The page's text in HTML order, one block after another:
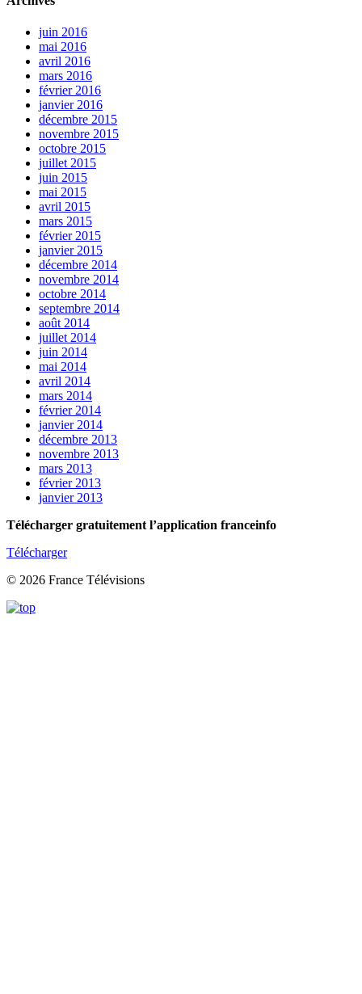
juin 2016
mai 2016
avril 2016
mars 2016
février 2016
janvier 2016
décembre 2015
novembre 2015
octobre 2015
juillet 2015
juin 2015
mai 2015
avril 2015
mars 2015
février 2015
janvier 2015
décembre 2014
novembre 2014
octobre 2014
septembre 2014
août 2014
juillet 2014
juin 2014
mai 2014
avril 2014
mars 2014
février 2014
janvier 2014
décembre 2013
novembre 2013
mars 2013
février 2013
janvier 2013
Télécharger gratuitement l’application franceinfo
Télécharger
© 2026 France Télévisions